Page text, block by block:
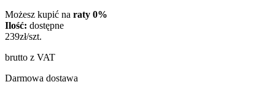
Możesz kupić na raty 0%
Ilość: dostępne
239zł/szt.
brutto z VAT
Darmowa dostawa